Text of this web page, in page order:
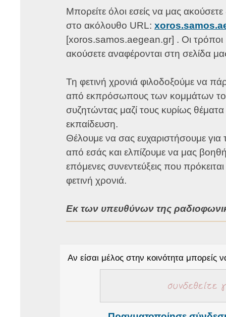
Μπορείτε όλοι εσείς να μας
στο ακόλουθο URL:
[xoros.samos.aegean.gr] . Οι τρόποι
ακούσετε αναφέρονται στη σελίδα
Τη φετινή χρονιά φιλοδοξούμε να
από εκπρόσωπους των κομμάτων
συζητώντας μαζί τους κυρίως
εκπαίδευση.
Θέλουμε να σας ευχαριστήσουμε
από εσάς και ελπίζουμε να μας
επόμενες συνεντεύξεις που
φετινή χρονιά.
Εκ των υπευθύνων της
Αν είσαι μέλος στην κοινότητα